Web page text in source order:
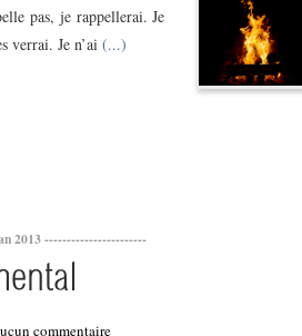
pas, je rappellerai. Je
verrai. Je n’ai (...)
2013 -----------------------
commentaire